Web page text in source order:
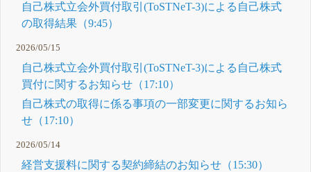
自己株式立会外買付取引(ToSTNeT-3)による自己株式
の取得結果（9:45）
2026/05/15
自己株式立会外買付取引(ToSTNeT-3)による自己株式
買付に関するお知らせ（17:10）
自己株式の取得に係る事項の一部変更に関するお知ら
せ（17:10）
2026/05/14
経営支援料に関する契約締結のお知らせ（15:30）